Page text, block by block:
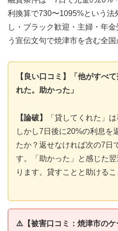
利換算で730〜1095%という法
し・ブラック歓迎・主婦・年
う宣伝文句で焼津市を含む全国
【良い口コミ】「他がすべ
れた。助かった」
【論破】
「貸してくれた」
しかし7日後に20%の利息を
たか？返せなければ次の7日
す。「助かった」と感じた
ります。貸すことと助けるこ
⚠️【被害口コミ：焼津市のケ